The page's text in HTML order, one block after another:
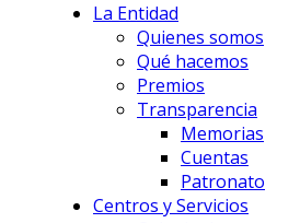
La Entidad
Quienes somos
Qué hacemos
Premios
Transparencia
Memorias
Cuentas
Patronato
Centros y Servicios